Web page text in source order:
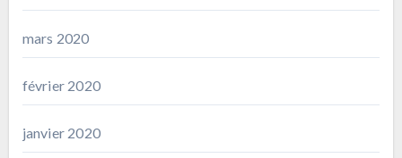
mars 2020
février 2020
janvier 2020